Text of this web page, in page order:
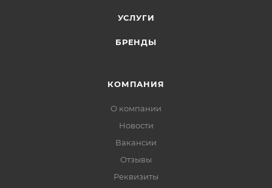
УСЛУГИ
БРЕНДЫ
КОМПАНИЯ
О компании
Новости
Вакансии
Отзывы
Реквизиты